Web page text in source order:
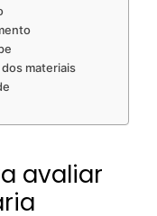
materiais
avaliar